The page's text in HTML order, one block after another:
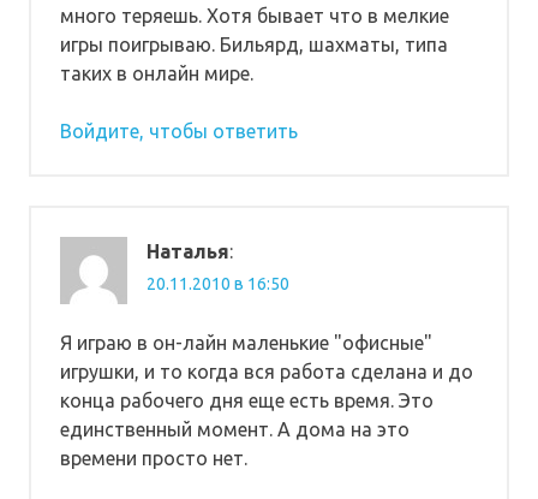
много теряешь. Хотя бывает что в мелкие
игры поигрываю. Бильярд, шахматы, типа
таких в онлайн мире.
Войдите, чтобы ответить
Наталья:
20.11.2010 в 16:50
Я играю в он-лайн маленькие "офисные"
игрушки, и то когда вся работа сделана и до
конца рабочего дня еще есть время. Это
единственный момент. А дома на это
времени просто нет.